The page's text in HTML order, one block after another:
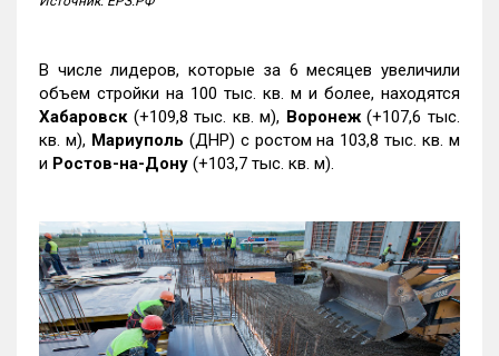
В числе лидеров, которые за 6 месяцев увеличили
объем стройки на 100 тыс. кв. м и более, находятся
Хабаровск (+109,8 тыс. кв. м), Воронеж(+107,6 тыс.
кв. м), Мариуполь (ДНР) с ростом на 103,8 тыс. кв. м
и Ростов-на-Дону (+103,7 тыс. кв. м).